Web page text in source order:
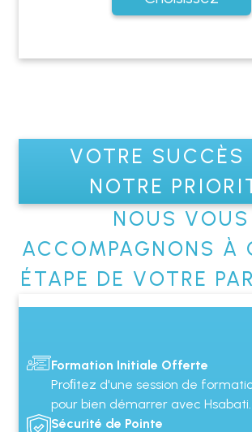
VOTRE SUCCÈS
NOTRE
NOUS VOUS
ACCOMPAGNONS À
ÉTAPE DE VOTRE
Formation Initiale Offerte
Proﬁtez d'une session de
pour bien démarrer avec Hsabati.
Sécurité de Pointe